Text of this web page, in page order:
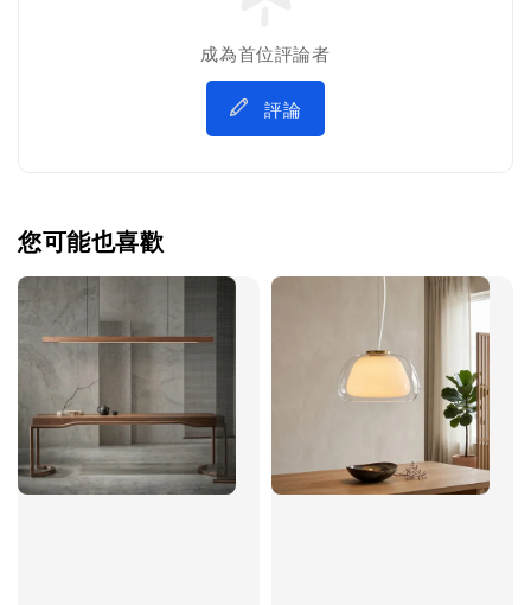
成為首位評論者
評論
您可能也喜歡